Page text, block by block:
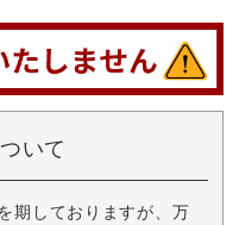
いて
期しておりますが、万